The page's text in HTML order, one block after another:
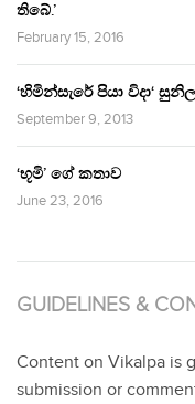
තිබේ.’
February 15, 2016
‘හිමින්සැරේ පියා විදා‘
September 9, 2013
‘භූමි’ ගේ කතාව
June 23, 2016
GUIDELINES &
Content on Vikalpa is
submission or